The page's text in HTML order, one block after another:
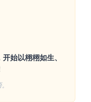
始以栩栩如生、